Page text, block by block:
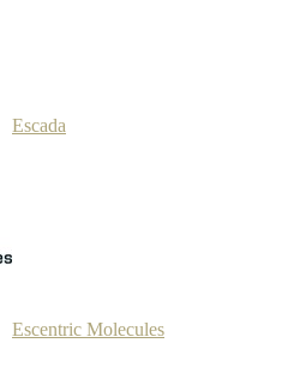
Escada
Escentric Molecules